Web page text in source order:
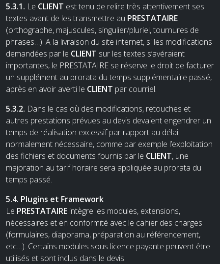
5.3.1. Le CLIENT est tenu de relire très attentivement ses
textes avant de les transmettre au PRESTATAIRE
(orthographe, majuscules, singulier/pluriel, tournures de
phrases…). A la livraison du site internet, si les modifications
demandées par le CLIENT sur les textes s’avéraient
importantes, le PRESTATAIRE se réserve le droit de facturer
un supplément au prorata du temps supplémentaire passé,
après en avoir averti le CLIENT par courriel.
5.3.2. Dans le cas où des modifications, retouches et
autres prestations prévues au devis devaient engendrer un
temps de réalisation excessif par rapport au délai
normalement nécessaire, comme par exemple l’exploitation
des fichiers et documents fournis par le CLIENT, une
majoration au tarif horaire sera appliquée au prorata du
temps passé.
5.4. Plugins et Framework
Le PRESTATAIRE intègre les modules, extensions,
nécessaires et en conformité avec le cahier des charges
(formulaires, diaporama, préparation au référencement,
etc…). Certains modules sous licence payante peuvent être
utilisés et sont inclus dans le devis.